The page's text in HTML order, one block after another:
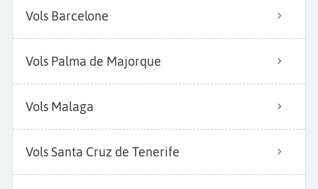
Vols Barcelone
Vols Palma de Majorque
Vols Malaga
Vols Santa Cruz de Tenerife